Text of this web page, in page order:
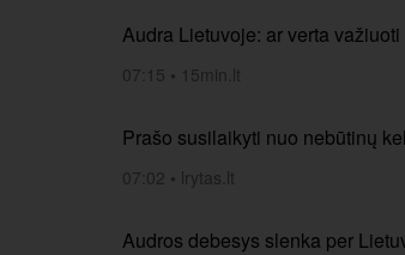
Audra Lietuvoje: ar verta
07:15 • 15min.lt
Prašo susilaikyti nuo nebūtinų
07:02 • lrytas.lt
Audros debesys slenka per